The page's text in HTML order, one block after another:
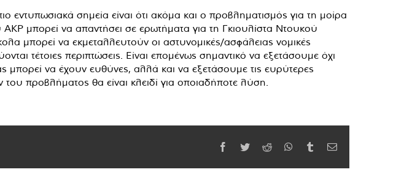
εντυπωσιακά σημεία είναι ότι ακόμα και ο προβληματισμός για τη μοίρα
μπορεί να απαντήσει σε ερωτήματα για τη Γκιουλίστα Ντουκού
μπορεί να εκμεταλλευτούν οι αστυνομικές/ασφάλειας νομικές
τέτοιες περιπτώσεις. Είναι επομένως σημαντικό να εξετάσουμε όχι
να έχουν ευθύνες, αλλά και να εξετάσουμε τις ευρύτερες
προβλήματος θα είναι κλειδί για οποιαδήποτε λύση.
Facebook
TwitterReddit WhatsApp
TumblrEmail